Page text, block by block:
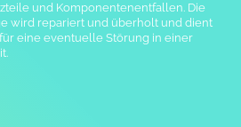
und Komponentenentfallen. Die
wird repariert und überholt und dient
für eine eventuelle Störung in einer